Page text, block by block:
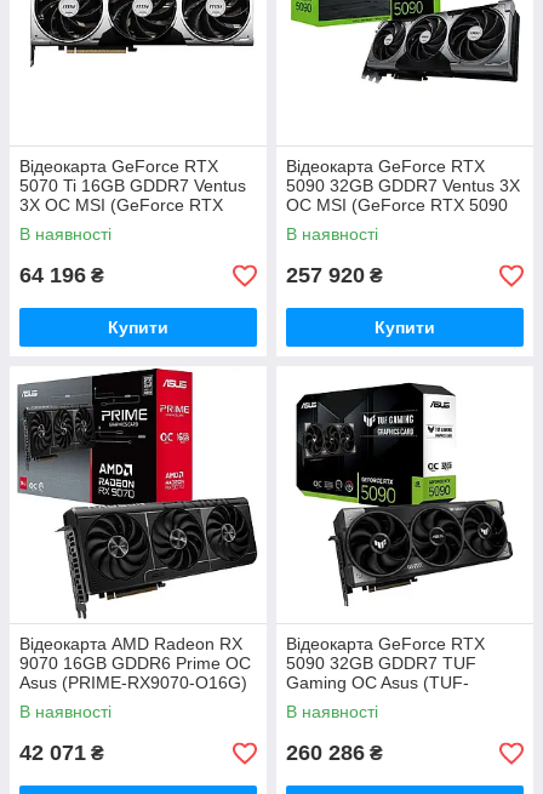
Відеокарта GeForce RTX
5070 Ti 16GB GDDR7 Ventus
3X OC MSI (GeForce RTX
5070 Ti 16G VENTUS 3X OC)
В наявності
64 196 ₴
Купити
Відеокарта GeForce RTX
5090 32GB GDDR7 Ventus 3X
OC MSI (GeForce RTX 5090
32G VENTUS 3X OC)
В наявності
257 920 ₴
Купити
Відеокарта AMD Radeon RX
9070 16GB GDDR6 Prime OC
Asus (PRIME-RX9070-O16G)
В наявності
42 071 ₴
Відеокарта GeForce RTX
5090 32GB GDDR7 TUF
Gaming OC Asus (TUF-
RTX5090-O32G-GAMING)
В наявності
260 286 ₴